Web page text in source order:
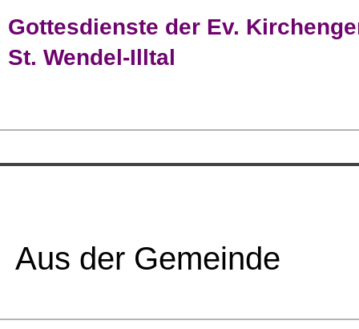
Gottesdienste der Ev.
St. Wendel-Illtal
Aus der Gemeinde